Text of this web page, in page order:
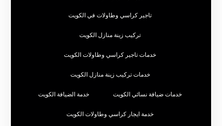
تاجير كراسي وطاولات في الكويت
تركيب زينة منازل الكويت
خدمات تاجير كراسي وطاولات الكويت
خدمات تركيب زينة منازل الكويت
خدمات ضيافة نسائي الكويت خدمة الضيافة الكويت
خدمة ايجار كراسي وطاولات الكويت